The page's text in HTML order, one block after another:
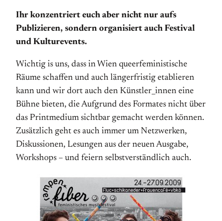
Ihr konzentriert euch aber nicht nur aufs
Publizieren, sondern organisiert auch Festival
und Kulturevents.
Wichtig is uns, dass in Wien queerfeministische
Räume schaffen und auch längerfristig etablieren
kann und wir dort auch den Künstler_innen eine
Bühne bieten, die Aufgrund des Formates nicht über
das Printmedium sichtbar gemacht werden können.
Zusätzlich geht es auch immer um Netzwerken,
Diskussionen, Lesungen aus der neuen Ausgabe,
Workshops – und feiern selbstverständlich auch.